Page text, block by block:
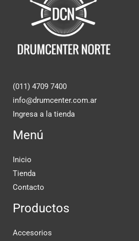
(011) 4709 7400
info@drumcenter.com.ar
Ingresa a la tienda
Menú
Inicio
Tienda
Contacto
Productos
Accesorios